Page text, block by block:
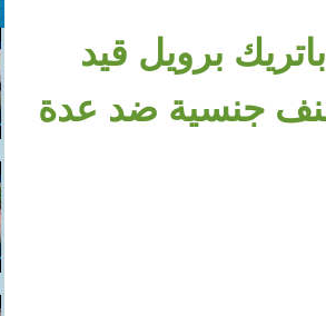
برويل قيد
عنف جنسية ضد عدة